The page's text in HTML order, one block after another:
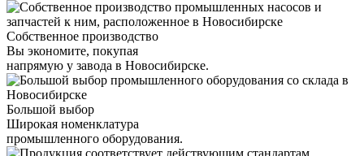
Собственное производство
Вы экономите, покупая
напрямую у завода в Новосибирске.
Большой выбор
Широкая номенклатура
промышленного оборудования.